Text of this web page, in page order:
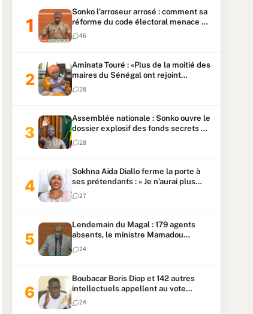
Sonko l’arroseur arrosé : comment sa
réforme du code électoral menace sa
candidature
46
Aminata Touré : «Plus de la moitié des
maires du Sénégal ont rejoint
Kiiraay»
28
Assemblée nationale : Sonko ouvre le
dossier explosif des fonds secrets et
du patrimoine présidentiel
28
Sokhna Aïda Diallo ferme la porte à
ses prétendants : « Je n’aurai plus
jamais un autre mari »
27
Lendemain du Magal : 179 agents
absents, le ministre Mamadou
Lamine Dianté exige des explications
24
Boubacar Boris Diop et 142 autres
intellectuels appellent au vote
urgent de la révision
constitutionnelle
24